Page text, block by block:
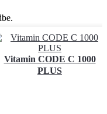
Vitamin CODE C 1000
PLUS